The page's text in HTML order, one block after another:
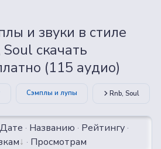
и звуки в стиле
Soul скачать
(115 аудио)
Сэмплы и лупы Rnb, Soul
Дате · Названию · Рейтингу ·
· Просмотрам